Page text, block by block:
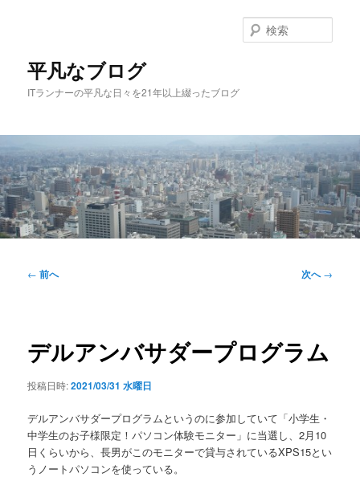
移
動
平凡なブログ
ITランナーの平凡な日々を21年以上綴ったブログ
索
投
ー
ョ
← 前へ 次へ→
デルアンバサダープログラム
投稿日時:2021/03/31 水曜日
デルアンバサダープログラムというのに参加していて「小学生・
中学生のお子様限定！パソコン体験モニター」に当選し、2月10
日くらいから、長男がこのモニターで貸与されているXPS15とい
うノートパソコンを使っている。